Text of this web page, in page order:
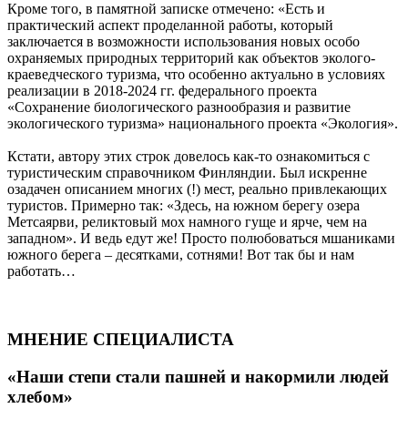
Кроме того, в памятной записке отмечено: «Есть и
практический аспект проделанной работы, который
заключается в возможности использования новых особо
охраняемых природных территорий как объектов эколого-
краеведческого туризма, что особенно актуально в условиях
реализации в 2018-2024 гг. федерального проекта
«Сохранение биологического разнообразия и развитие
экологического туризма» национального проекта «Экология».
Кстати, автору этих строк довелось как-то ознакомиться с
туристическим справочником Финляндии. Был искренне
озадачен описанием многих (!) мест, реально привлекающих
туристов. Примерно так: «Здесь, на южном берегу озера
Метсаярви, реликтовый мох намного гуще и ярче, чем на
западном». И ведь едут же! Просто полюбоваться мшаниками
южного берега – десятками, сотнями! Вот так бы и нам
работать…
МНЕНИЕ СПЕЦИАЛИСТА
«Наши степи стали пашней и накормили людей
хлебом»